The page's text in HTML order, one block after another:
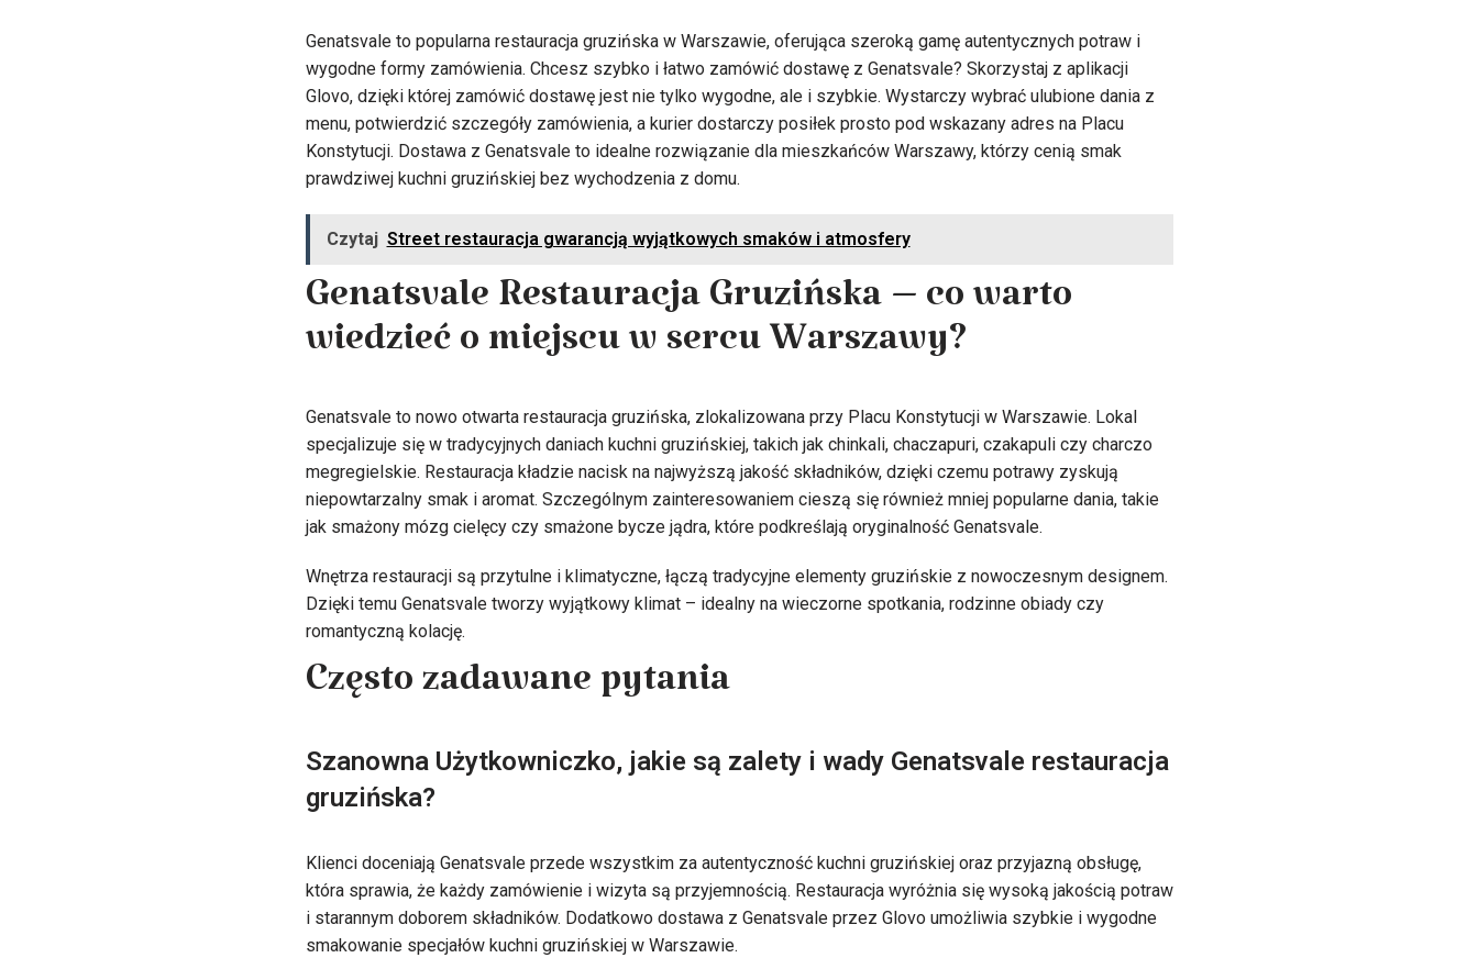
Genatsvale to popularna restauracja gruzińska w Warszawie, oferująca szeroką gamę autentycznych potraw i
wygodne formy zamówienia. Chcesz szybko i łatwo zamówić dostawę z Genatsvale? Skorzystaj z aplikacji
Glovo, dzięki której zamówić dostawę jest nie tylko wygodne, ale i szybkie. Wystarczy wybrać ulubione dania z
menu, potwierdzić szczegóły zamówienia, a kurier dostarczy posiłek prosto pod wskazany adres na Placu
Konstytucji. Dostawa z Genatsvale to idealne rozwiązanie dla mieszkańców Warszawy, którzy cenią smak
prawdziwej kuchni gruzińskiej bez wychodzenia z domu.
Czytaj Street restauracja gwarancją wyjątkowych smaków i atmosfery
Genatsvale Restauracja Gruzińska – co warto
wiedzieć o miejscu w sercu Warszawy?
Genatsvale to nowo otwarta restauracja gruzińska, zlokalizowana przy Placu Konstytucji w Warszawie. Lokal
specjalizuje się w tradycyjnych daniach kuchni gruzińskiej, takich jak chinkali, chaczapuri, czakapuli czy charczo
megregielskie. Restauracja kładzie nacisk na najwyższą jakość składników, dzięki czemu potrawy zyskują
niepowtarzalny smak i aromat. Szczególnym zainteresowaniem cieszą się również mniej popularne dania, takie
jak smażony mózg cielęcy czy smażone bycze jądra, które podkreślają oryginalność Genatsvale.
Wnętrza restauracji są przytulne i klimatyczne, łączą tradycyjne elementy gruzińskie z nowoczesnym designem.
Dzięki temu Genatsvale tworzy wyjątkowy klimat – idealny na wieczorne spotkania, rodzinne obiady czy
romantyczną kolację.
Często zadawane pytania
Szanowna Użytkowniczko, jakie są zalety i wady Genatsvale restauracja
gruzińska?
Klienci doceniają Genatsvale przede wszystkim za autentyczność kuchni gruzińskiej oraz przyjazną obsługę,
która sprawia, że każdy zamówienie i wizyta są przyjemnością. Restauracja wyróżnia się wysoką jakością potraw
i starannym doborem składników. Dodatkowo dostawa z Genatsvale przez Glovo umożliwia szybkie i wygodne
smakowanie specjałów kuchni gruzińskiej w Warszawie.